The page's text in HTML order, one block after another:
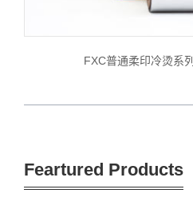
FXC普通柔印冷烫系列
Feartured Products